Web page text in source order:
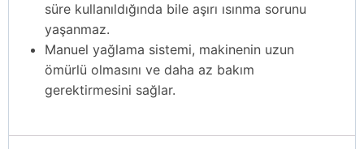
süre kullanıldığında bile aşırı ısınma sorunu
yaşanmaz.
Manuel yağlama sistemi, makinenin uzun
ömürlü olmasını ve daha az bakım
gerektirmesini sağlar.